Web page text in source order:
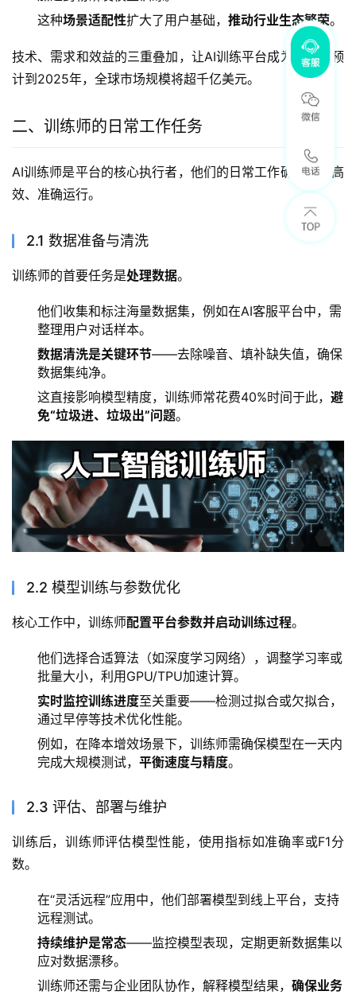
这种场景适配性扩大了用户基础， 推动行业生态繁荣。
技术、需求和效益的三重叠加，让AI训练平台成为风口，预
计到2025年，全球市场规模将超千亿美元。
二、训练师的日常工作任务
AI训练师是平台的核心执行者，他们的日常工作确保模型高
效、准确运行。
2.1 数据准备与清洗
训练师的首要任务是处理数据。
他们收集和标注海量数据集，例如在AI客服平台中，需
整理用户对话样本。
数据清洗是关键环节——去除噪音、填补缺失值，确保
数据集纯净。
这直接影响模型精度，训练师常花费40%时间于此， 避
免“垃圾进、垃圾出”问题。
2.2 模型训练与参数优化
核心工作中，训练师配置平台参数并启动训练过程。
他们选择合适算法（如深度学习网络），调整学习率或
批量大小，利用GPU/TPU加速计算。
实时监控训练进度至关重要——检测过拟合或欠拟合，
通过早停等技术优化性能。
例如，在降本增效场景下，训练师需确保模型在一天内
完成大规模测试， 平衡速度与精度。
2.3 评估、部署与维护
训练后，训练师评估模型性能，使用指标如准确率或F1分
数。
在“灵活远程”应用中，他们部署模型到线上平台，支持
远程测试。
持续维护是常态——监控模型表现，定期更新数据集以
应对数据漂移。
训练师还需与企业团队协作，解释模型结果， 确保业务